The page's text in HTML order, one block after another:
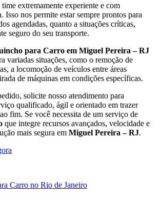
extremamente experiente e com
Isso nos permite estar sempre prontos para
agendadas, quanto a situações críticas,
seguro do seu transporte.
para Carro em Miguel Pereira – RJ
variadas situações, como o remoção de
a locomoção de veículos entre áreas
de máquinas em condições específicas.
solicite nosso atendimento para
qualificado, ágil e orientado em trazer
fim. Se você necessita de um serviço de
que integre recursos avançados, velocidade e
mais segura em Miguel Pereira – RJ.
Carro no Rio de Janeiro